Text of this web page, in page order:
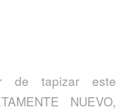
de tapizar este
NUEVO,